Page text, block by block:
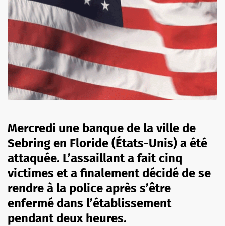
Mercredi une banque de la ville de
Sebring en Floride (États-Unis) a été
attaquée. L’assaillant a fait cinq
victimes et a finalement décidé de se
rendre à la police après s’être
enfermé dans l’établissement
pendant deux heures.